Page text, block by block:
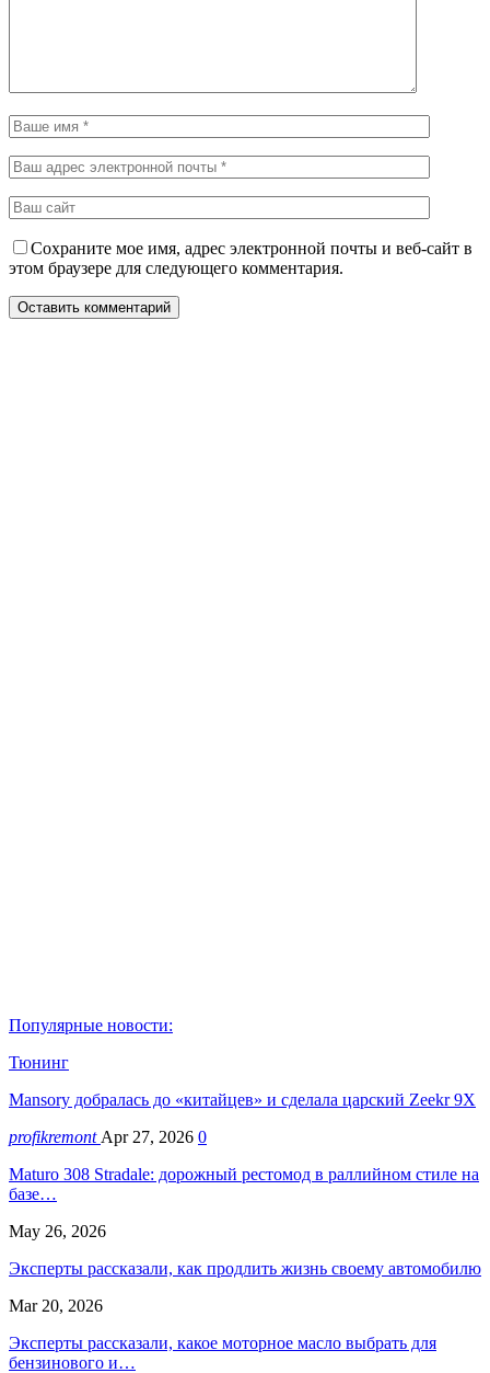
Сохраните мое имя, адрес электронной почты и веб-сайт в
этом браузере для следующего комментария.
Популярные новости:
Тюнинг
Mansory добралась до «китайцев» и сделала царский Zeekr 9X
profikremont Apr 27, 2026 0
Maturo 308 Stradale: дорожный рестомод в раллийном стиле на
базе…
May 26, 2026
Эксперты рассказали, как продлить жизнь своему автомобилю
Mar 20, 2026
Эксперты рассказали, какое моторное масло выбрать для
бензинового и…